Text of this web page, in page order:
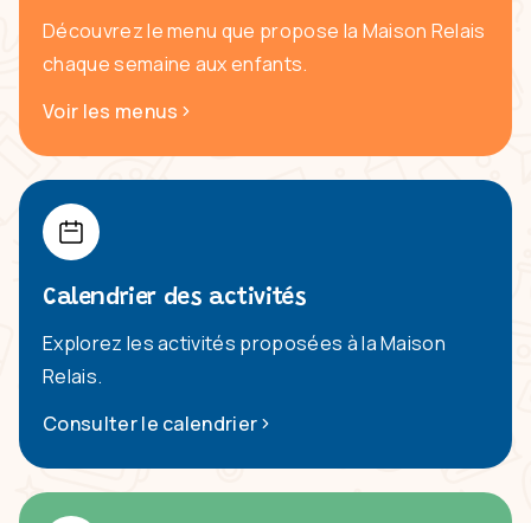
Découvrez le menu que propose la Maison Relais
chaque semaine aux enfants.
Voir les menus
Calendrier des activités
Explorez les activités proposées à la Maison
Relais.
Consulter le calendrier